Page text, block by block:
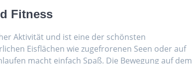
Fitness
Aktivität und ist eine der schönsten
Eisflächen wie zugefrorenen Seen oder auf
macht einfach Spaß. Die Bewegung auf dem